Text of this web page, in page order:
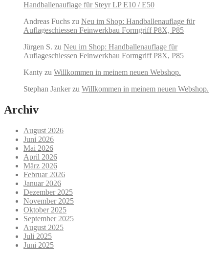
Handballenauflage für Steyr LP E10 / E50
Andreas Fuchs zu Neu im Shop: Handballenauflage für
Auflageschiessen Feinwerkbau Formgriff P8X, P85
Jürgen S. zu Neu im Shop: Handballenauflage für
Auflageschiessen Feinwerkbau Formgriff P8X, P85
Kanty zu Willkommen in meinem neuen Webshop.
Stephan Jankerzu Willkommen in meinem neuen Webshop.
Archiv
August 2026
Juni 2026
Mai 2026
April 2026
März 2026
Februar 2026
Januar 2026
Dezember 2025
November 2025
Oktober 2025
September 2025
August 2025
Juli 2025
Juni 2025